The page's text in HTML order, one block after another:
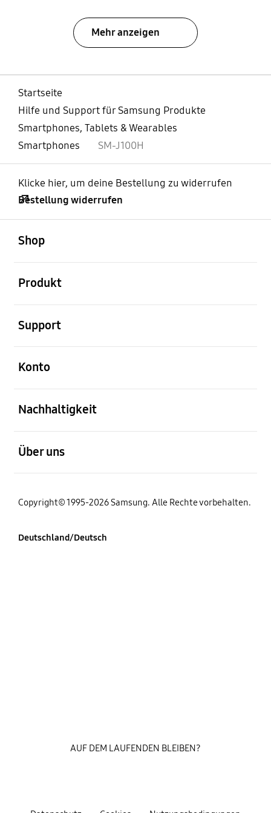
Mehr anzeigen
Startseite
Hilfe und Support für Samsung Produkte
Smartphones, Tablets & Wearables
Smartphones
SM-J100H
Klicke hier, um deine Bestellung zu widerrufen
Bestellung widerrufen
Shop
Produkt
Support
Konto
Nachhaltigkeit
Über uns
Copyright© 1995-2026 Samsung. Alle Rechte vorbehalten.
Deutschland/Deutsch
AUF DEM LAUFENDEN BLEIBEN?